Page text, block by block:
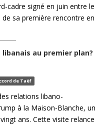
cadre signé en juin entre le
sa première rencontre en
au premier plan?
de Taëf
relations libano-
à la Maison-Blanche,
ans. Cette visite relance